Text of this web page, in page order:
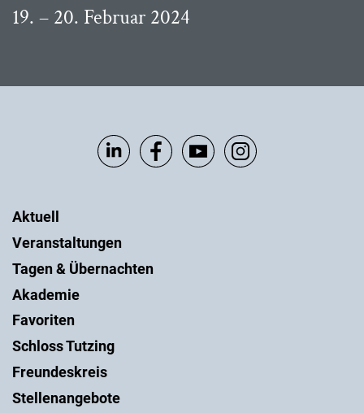
19. – 20. Februar 2024
Aktuell
Veranstaltungen
Tagen & Übernachten
Akademie
Favoriten
Schloss Tutzing
Freundeskreis
Stellenangebote